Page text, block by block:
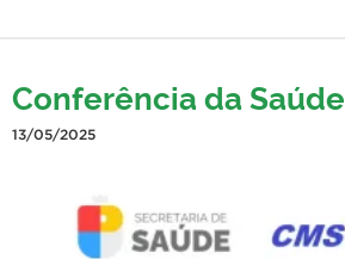
Conferência da Saúde
13/05/2025